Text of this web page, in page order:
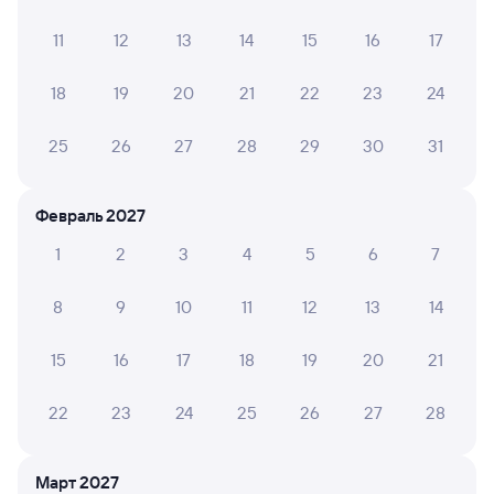
31 июля 2026 • Поезд 093Й
предлагаемых матчастью обстоятельствах!!!
механизмом так себе «био», но на стоянках был
открыт.
6 ТАТЬЯНА Н.
Туалет не био, на станциях закрывается. На
4
11 12 13 14 15 16 17
18 19 20 21 22 23 24
25 26 27 28 29 30 31
Февраль 2027
1
2 3 4 5 6 7
8 9 10 11 12 13 14
15 16 17 18 19 20 21
22 23 24 25 26 27 28
Март 2027